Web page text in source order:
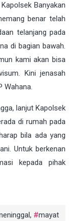
Banyakan
benar telah
telanjang pada
di bagian bawah.
kami akan bisa
Kini jenasah
Wahana.
lanjut Kapolsek
di rumah pada
bila ada yang
Untuk berkenan
kepada pihak
,
mayat